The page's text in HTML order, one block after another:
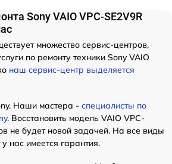
Sony VAIO VPC-SE2V9R
множество сервис-центров,
по ремонту техники Sony VAIO
наш сервис-центр выделяется
Наши мастера - специалисты по
. Восстановить модель VAIO VPC-
не будет новой задачей. На все виды
нас имеется гарантия.